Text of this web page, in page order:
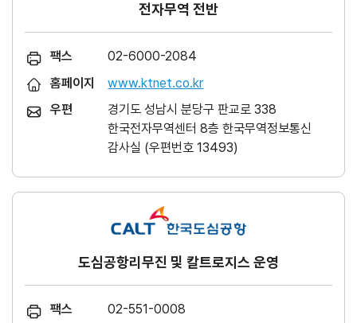
전자무역 전반
팩스
02-6000-2084
홈페이지
www.ktnet.co.kr
우편
경기도 성남시 분당구 판교로 338
한국전자무역센터 8층 한국무역정보통신
감사실 (우편번호 13493)
도심공항리무진 및 칼트로지스 운영
팩스
02-551-0008